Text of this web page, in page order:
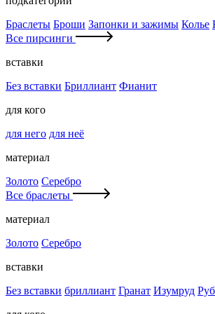
Браслеты Броши Запонки и зажимы Колье
Все пирсинги
вставки
Без вставки Бриллиант Фианит
для кого
для него для неё
материал
Золото Серебро
Все браслеты
материал
Золото Серебро
вставки
Без вставки бриллиант Гранат Изумруд